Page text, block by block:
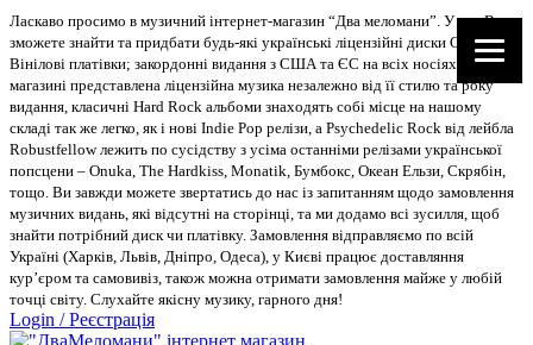
Ласкаво просимо в музичний інтернет-магазин “Два меломани”. У нас Ви
зможете знайти та придбати будь-які українські ліцензійні диски CD, DVD,
Вінілові платівки; закордонні видання з США та ЄС на всіх носіях. В
магазині представлена ліцензійна музика незалежно від її стилю та року
видання, класичні Hard Rock альбоми знаходять собі місце на нашому
складі так же легко, як і нові Indie Pop релізи, а Psychedelic Rock від лейбла
Robustfellow лежить по сусідству з усіма останніми релізами української
попсцени – Onuka, The Hardkiss, Monatik, Бумбокс, Океан Ельзи, Скрябін,
тощо. Ви завжди можете звертатись до нас із запитанням щодо замовлення
музичних видань, які відсутні на сторінці, та ми додамо всі зусилля, щоб
знайти потрібний диск чи платівку. Замовлення відправляємо по всій
Україні (Харків, Львів, Дніпро, Одеса), у Києві працює доставляння
кур’єром та самовивіз, також можна отримати замовлення майже у любій
точці світу. Слухайте якісну музику, гарного дня!
Login /Реєстрація